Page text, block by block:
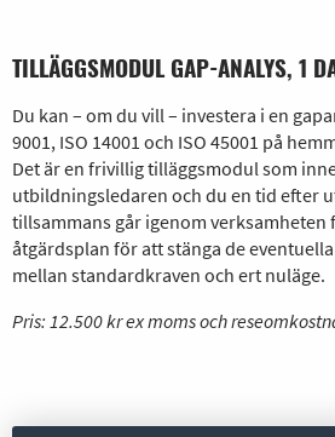
TILLÄGGSMODUL GAP-ANALYS, 1
Du kan – om du vill – investera i en
9001, ISO 14001 och ISO 45001 på
Det är en frivillig tilläggsmodul som
utbildningsledaren och du en tid efter
tillsammans går igenom
åtgärdsplan för att stänga de
mellan standardkraven och ert nuläge.
Pris: 12.500 kr ex moms och